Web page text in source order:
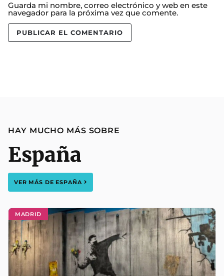
Guarda mi nombre, correo electrónico y web en este
navegador para la próxima vez que comente.
HAY MUCHO MÁS SOBRE
España
VER MÁS DE ESPAÑA
MADRID